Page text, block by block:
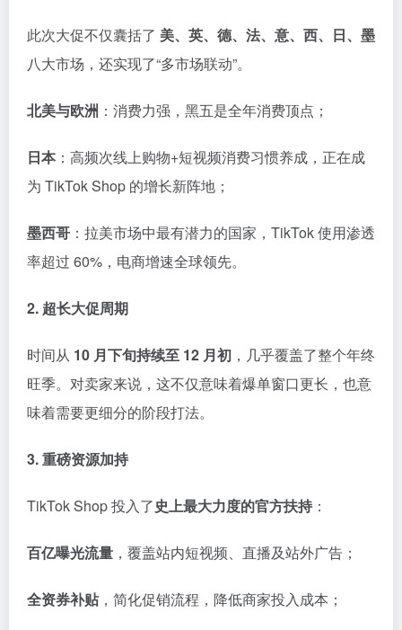
此次大促不仅囊括了 美、英、德、法、意、西、日、墨
八大市场，还实现了“多市场联动”。
北美与欧洲 ：消费力强，黑五是全年消费顶点；
日本：高频次线上购物+短视频消费习惯养成，正在成
为 TikTok Shop 的增长新阵地；
墨西哥 ：拉美市场中最有潜力的国家，TikTok 使用渗透
率超过 60%，电商增速全球领先。
2. 超长大促周期
时间从 10 月下旬持续至 12 月初 ，几乎覆盖了整个年终
旺季。对卖家来说，这不仅意味着爆单窗口更长，也意
味着需要更细分的阶段打法。
3. 重磅资源加持
TikTok Shop 投入了史上最大力度的官方扶持 ：
百亿曝光流量 ，覆盖站内短视频、直播及站外广告；
全资券补贴，简化促销流程，降低商家投入成本；